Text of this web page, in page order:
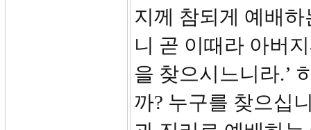
지께 참되게 예배
니 곧 이때라 아버
을 찾으시느니라.’
까? 누구를 찾으십